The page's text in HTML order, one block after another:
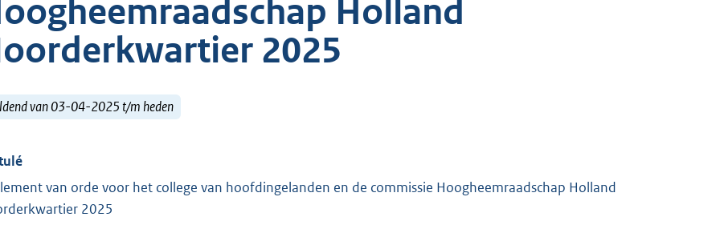
Holland
2025
van 03-04-2025 t/m heden
van orde voor het college van hoofdingelanden en de commissie Hoogheemraadschap Holland
2025